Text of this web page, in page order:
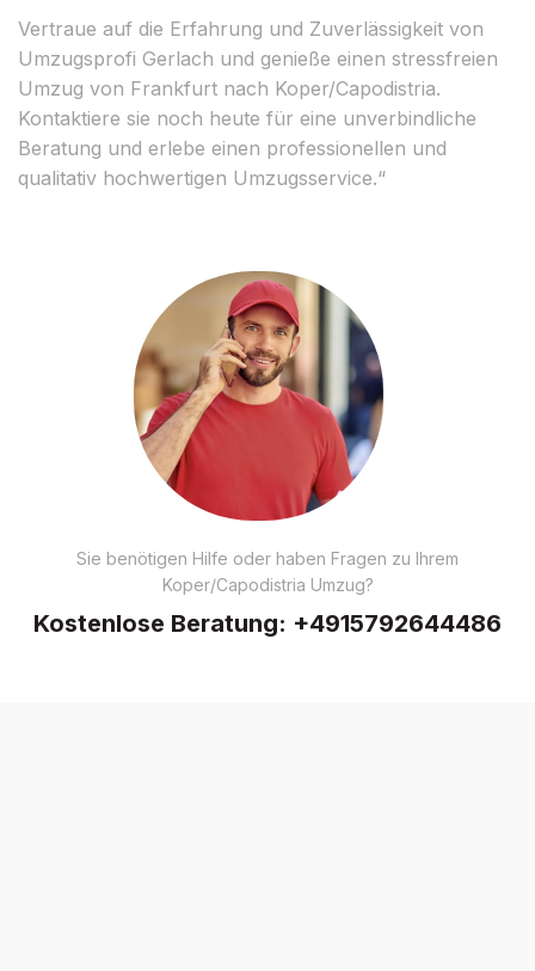
Vertraue auf die Erfahrung und Zuverlässigkeit von
Umzugsprofi Gerlach und genieße einen stressfreien
Umzug von Frankfurt nach Koper/Capodistria.
Kontaktiere sie noch heute für eine unverbindliche
Beratung und erlebe einen professionellen und
qualitativ hochwertigen Umzugsservice.“
Sie benötigen Hilfe oder haben Fragen zu Ihrem
Koper/Capodistria Umzug?
Kostenlose Beratung: +4915792644486